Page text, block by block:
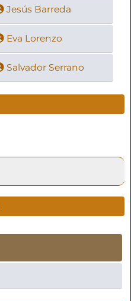
Jesús Barreda
Eva Lorenzo
Salvador Serrano